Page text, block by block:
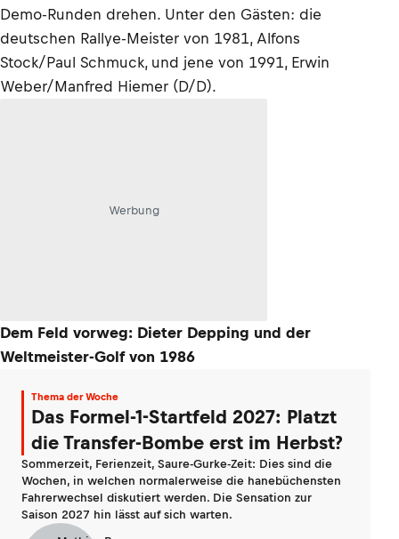
Demo-Runden drehen. Unter den Gästen: die
deutschen Rallye-Meister von 1981, Alfons
Stock/Paul Schmuck, und jene von 1991, Erwin
Weber/Manfred Hiemer (D/D).
Werbung
Dem Feld vorweg: Dieter Depping und der
Weltmeister-Golf von 1986
Thema der Woche
Das Formel-1-Startfeld 2027: Platzt
die Transfer-Bombe erst im Herbst?
Sommerzeit, Ferienzeit, Saure-Gurke-Zeit: Dies sind die
Wochen, in welchen normalerweise die hanebüchensten
Fahrerwechsel diskutiert werden. Die Sensation zur
Saison 2027 hin lässt auf sich warten.